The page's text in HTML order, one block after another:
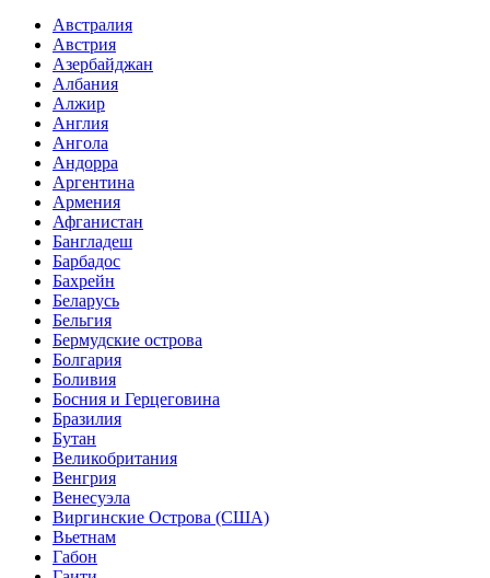
Австралия
Австрия
Азербайджан
Албания
Алжир
Англия
Ангола
Андорра
Аргентина
Армения
Афганистан
Бангладеш
Барбадос
Бахрейн
Беларусь
Бельгия
Бермудские острова
Болгария
Боливия
Босния и Герцеговина
Бразилия
Бутан
Великобритания
Венгрия
Венесуэла
Виргинские Острова (США)
Вьетнам
Габон